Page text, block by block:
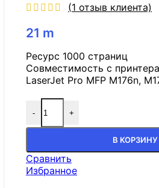
(1 отзыв клиента)
21 m
Ресурс 1000 страниц
Совместимость с
LaserJet Pro MFP M176n,
- +
В КОРЗИНУ
Сравнить
Избранное